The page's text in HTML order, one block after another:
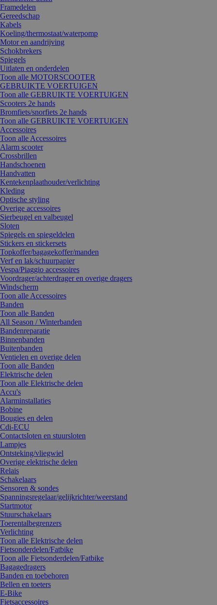
Framedelen
Gereedschap
Kabels
Koeling/thermostaat/waterpomp
Motor en aandrijving
Schokbrekers
Spiegels
Uitlaten en onderdelen
Toon alle MOTORSCOOTER
GEBRUIKTE VOERTUIGEN
Toon alle GEBRUIKTE VOERTUIGEN
Scooters 2e hands
Bromfiets/snorfiets 2e hands
Toon alle GEBRUIKTE VOERTUIGEN
Accessoires
Toon alle Accessoires
Alarm scooter
Crossbrillen
Handschoenen
Handvatten
Kentekenplaathouder/verlichting
Kleding
Optische styling
Overige accessoires
Sierbeugel en valbeugel
Sloten
Spiegels en spiegeldelen
Stickers en stickersets
Topkoffer/bagagekoffer/manden
Verf en lak/schuurpapier
Vespa/Piaggio accessoires
Voordrager/achterdrager en overige dragers
Windscherm
Toon alle Accessoires
Banden
Toon alle Banden
All Season / Winterbanden
Bandenreparatie
Binnenbanden
Buitenbanden
Ventielen en overige delen
Toon alle Banden
Elektrische delen
Toon alle Elektrische delen
Accu's
Alarminstallaties
Bobine
Bougies en delen
Cdi-ECU
Contactsloten en stuursloten
Lampjes
Ontsteking/vliegwiel
Overige elektrische delen
Relais
Schakelaars
Sensoren & sondes
Spanningsregelaar/gelijkrichter/weerstand
Startmotor
Stuurschakelaars
Toerentalbegrenzers
Verlichting
Toon alle Elektrische delen
Fietsonderdelen/Fatbike
Toon alle Fietsonderdelen/Fatbike
Bagagedragers
Banden en toebehoren
Bellen en toeters
E-Bike
Fietsaccessoires